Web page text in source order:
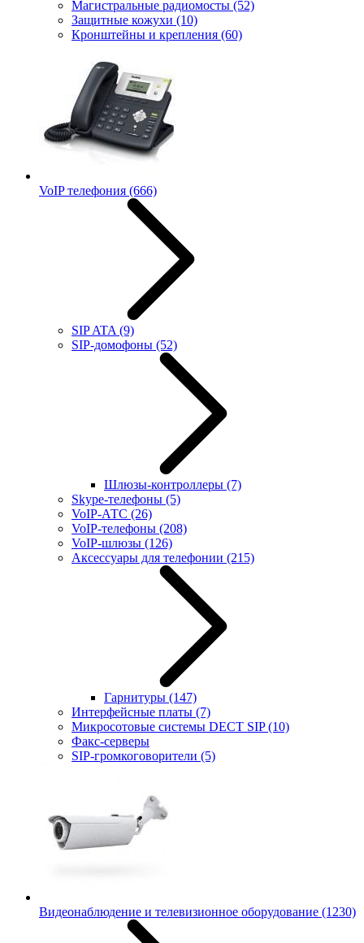
Магистральные радиомосты (52)
Защитные кожухи (10)
Кронштейны и крепления (60)
VoIP телефония (666)
SIP ATA (9)
SIP-домофоны (52)
Шлюзы-контроллеры (7)
Skype-телефоны (5)
VoIP-АТС (26)
VoIP-телефоны (208)
VoIP-шлюзы (126)
Аксессуары для телефонии (215)
Гарнитуры (147)
Интерфейсные платы (7)
Микросотовые системы DECT SIP(10)
Факс-серверы
SIP-громкоговорители (5)
Видеонаблюдение и телевизионное оборудование (1230)